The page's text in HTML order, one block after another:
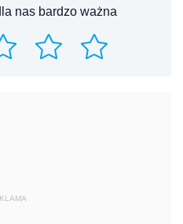
nas bardzo ważna